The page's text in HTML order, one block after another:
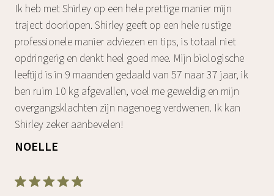
Ik heb met Shirley op een hele prettige manier mijn
traject doorlopen. Shirley geeft op een hele rustige
professionele manier adviezen en tips, is totaal niet
opdringerig en denkt heel goed mee. Mijn biologische
leeftijd is in 9 maanden gedaald van 57 naar 37 jaar, ik
ben ruim 10 kg afgevallen, voel me geweldig en mijn
overgangsklachten zijn nagenoeg verdwenen. Ik kan
Shirley zeker aanbevelen!
NOELLE